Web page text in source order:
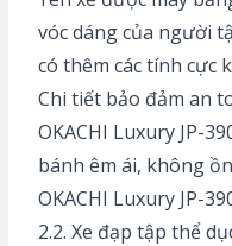
vóc dáng của người
có thêm các tính cực
Chi tiết bảo đảm an
OKACHI Luxury JP-
bánh êm ái, không
OKACHI Luxury JP-
2.2. Xe đạp tập thể